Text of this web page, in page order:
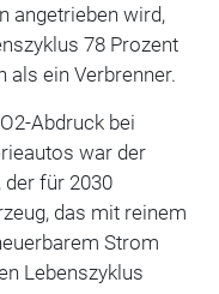
angetrieben wird,
78 Prozent
ein Verbrenner.
Abdruck bei
war der
für 2030
das mit reinem
Strom
Lebenszyklus